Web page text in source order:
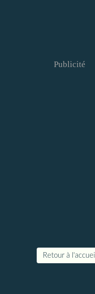
Publicité
Retour à l'accueil